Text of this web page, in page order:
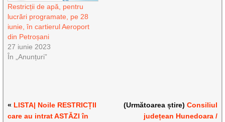
Restricții de apă, pentru
lucrări programate, pe 28
iunie, în cartierul Aeroport
din Petroșani
27 iunie 2023
În „Anunțuri”
« LISTA| Noile RESTRICȚII
care au intrat ASTĂZI în
(Următoarea știre) Consiliul
județean Hunedoara /